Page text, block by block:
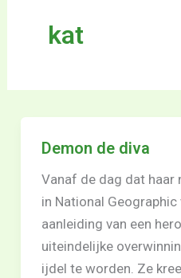
kat
Demon de diva
Vanaf de dag dat haar
in National Geographic
aanleiding van een
uiteindelijke
ijdel te worden. Ze